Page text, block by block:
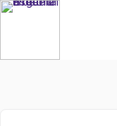
Saltar
Saltar